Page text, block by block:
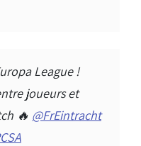
League !
joueurs et
🔥 @FrEintracht